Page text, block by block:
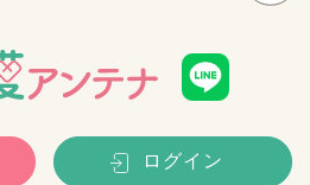
ログイン